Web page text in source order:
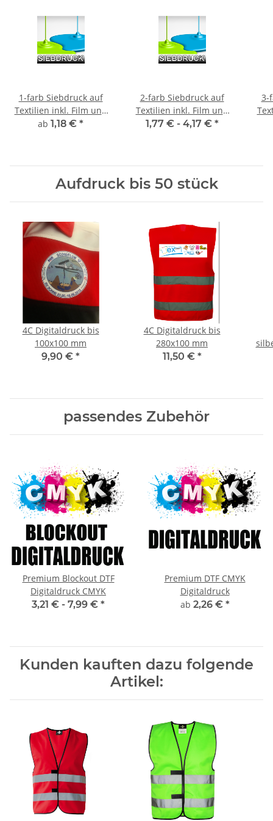
1-farb Siebdruck auf
Textilien inkl. Film und
Sieberstellung
ab 1,18 € *
2-farb Siebdruck auf
Textilien inkl. Film und
Sieberstellung
1,77 € - 4,17 € *
3-
Aufdruck bis 50 stück
4C Digitaldruck bis
100x100 mm
9,90 € *
4C Digitaldruck bis
280x100 mm
11,50 € *
passendes Zubehör
Premium Blockout DTF
Digitaldruck CMYK
3,21 € - 7,99 € *
Premium DTF CMYK
Digitaldruck
ab 2,26 € *
Kunden kauften dazu folgende
Artikel: